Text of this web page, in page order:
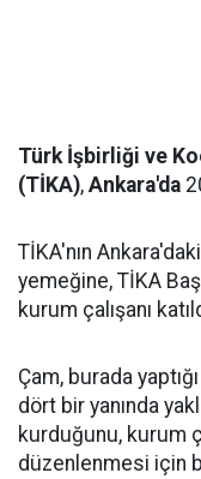
Türk İşbirliği ve
(TİKA), Ankara'da
TİKA'nın
yemeğine, TİKA
kurum çalışanı
Çam, burada
dört bir yanında
kurduğunu, kurum
düzenlenmesi için